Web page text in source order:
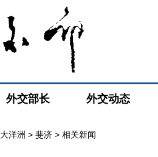
外交部长 外交动态
大洋洲 > 斐济 > 相关新闻